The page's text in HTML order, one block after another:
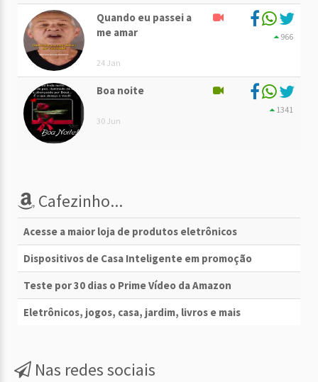
Quando eu passei a
me amar
24 Jan
966
Boa noite
30 Jun
1341
Cafezinho...
Acesse a maior loja de produtos eletrônicos
Dispositivos de Casa Inteligente em promoção
Teste por 30 dias o Prime Vídeo da Amazon
Eletrônicos, jogos, casa, jardim, livros e mais
Nas redes sociais